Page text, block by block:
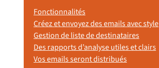
Fonctionnalités
Créez et envoyez des emails avec style
Gestion de liste de destinataires
Des rapports d’analyse utiles et clairs
Vos emails seront distribués